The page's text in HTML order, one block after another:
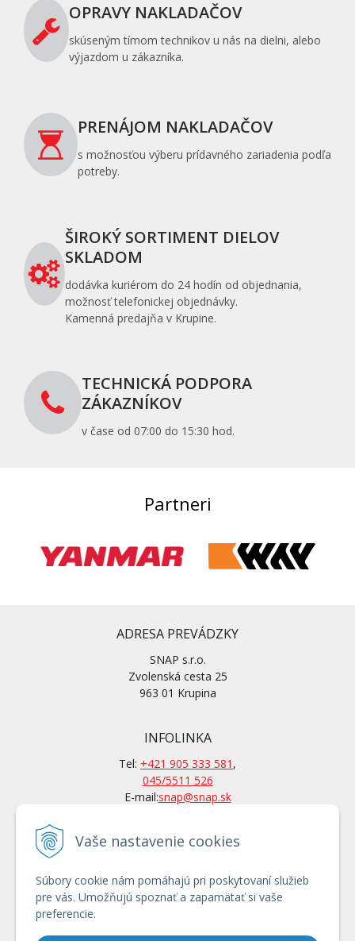
Vaše nastavenie cookies
Súbory cookie nám pomáhajú pri poskytovaní služieb
pre vás. Umožňujú spoznať a zapamätať si vaše
preferencie.
OPRAVY NAKLADAČOV
skúseným tímom technikov u nás na dielni, alebo
výjazdom u zákazníka.
PRENÁJOM NAKLADAČOV
s možnosťou výberu prídavného zariadenia podľa
potreby.
ŠIROKÝ SORTIMENT DIELOV
SKLADOM
dodávka kuriérom do 24 hodín od objednania,
možnosť telefonickej objednávky.
Kamenná predajňa v Krupine.
TECHNICKÁ PODPORA
ZÁKAZNÍKOV
v čase od 07:00 do 15:30 hod.
Partneri
ADRESA PREVÁDZKY
SNAP s.r.o.
Zvolenská cesta 25
963 01 Krupina
INFOLINKA
Tel: +421 905 333 581 ,
045/5511 526
E-mail:snap@snap.sk
KONTAKTY
Po tel. dohovore aj mimo
otváracích hodín